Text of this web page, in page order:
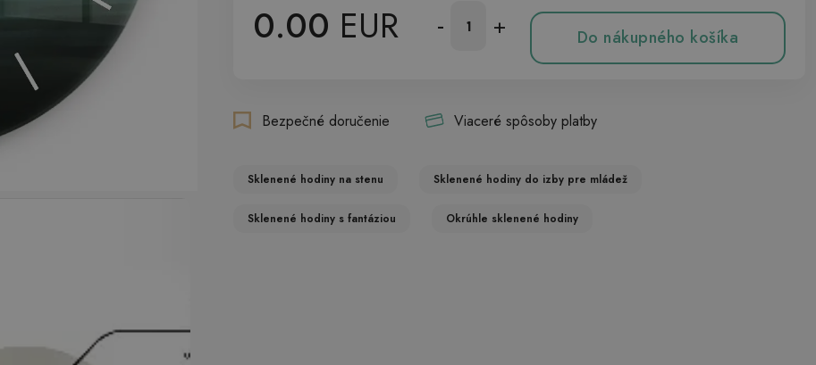
0.00 EUR - + Do nákupného košíka
Bezpečné doručenie Viaceré spôsoby platby
Sklenené hodiny na stenu Sklenené hodiny do izby pre mládež
Sklenené hodiny s fantáziou Okrúhle sklenené hodiny